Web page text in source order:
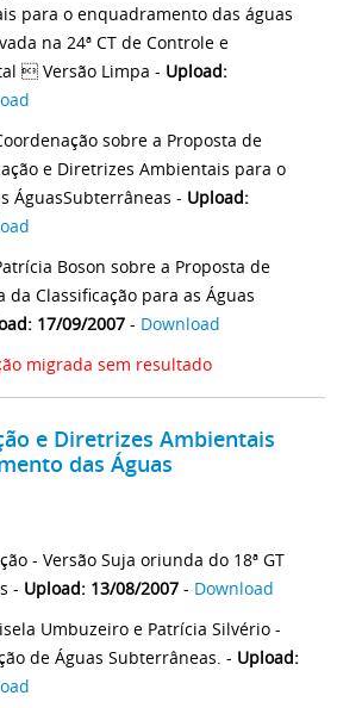
para o enquadramento das águas
na 24ª CT de Controle e
 Versão Limpa - Upload:
sobre a Proposta de
e Diretrizes Ambientais para o
ÁguasSubterrâneas - Upload:
Boson sobre a Proposta de
da Classificação para as Águas
17/09/2007 - Download
migrada sem resultado
e Diretrizes Ambientais
das Águas
- Versão Suja oriunda do 18ª GT
- Upload: 13/08/2007 - Download
Umbuzeiro e Patrícia Silvério -
de Águas Subterrâneas. - Upload: